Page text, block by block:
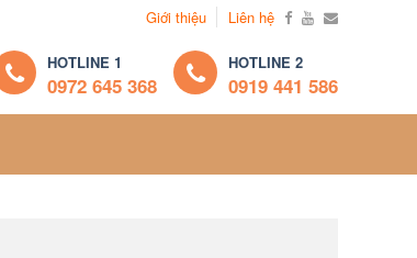
Giới thiệu Liên hệ
HOTLINE 1
0972 645 368
HOTLINE 2
0919 441 586